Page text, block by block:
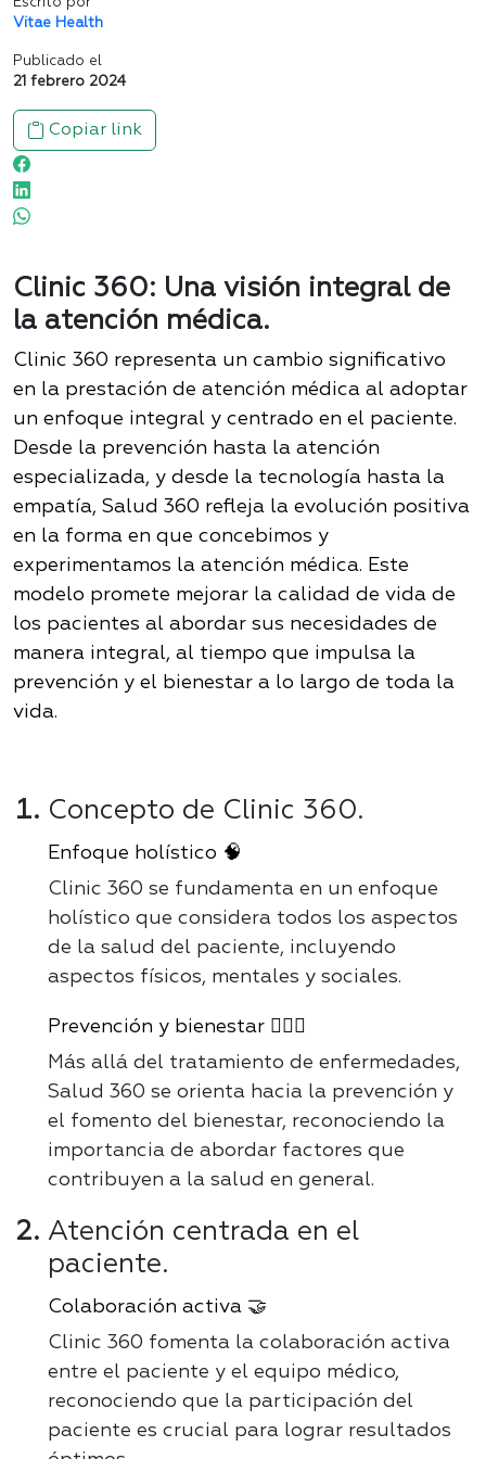
Escrito por
Vitae Health
Publicado el
21 febrero 2024
Copiar link
Clinic 360: Una visión integral de
la atención médica.
Clinic 360 representa un cambio significativo
en la prestación de atención médica al adoptar
un enfoque integral y centrado en el paciente.
Desde la prevención hasta la atención
especializada, y desde la tecnología hasta la
empatía, Salud 360 refleja la evolución positiva
en la forma en que concebimos y
experimentamos la atención médica. Este
modelo promete mejorar la calidad de vida de
los pacientes al abordar sus necesidades de
manera integral, al tiempo que impulsa la
prevención y el bienestar a lo largo de toda la
vida.
Concepto de Clinic 360.
Enfoque holístico 🧠
Clinic 360 se fundamenta en un enfoque
holístico que considera todos los aspectos
de la salud del paciente, incluyendo
aspectos físicos, mentales y sociales.
Prevención y bienestar 🧘🏻‍♂️
Más allá del tratamiento de enfermedades,
Salud 360 se orienta hacia la prevención y
el fomento del bienestar, reconociendo la
importancia de abordar factores que
contribuyen a la salud en general.
Atención centrada en el
paciente.
Colaboración activa 🤝
Clinic 360 fomenta la colaboración activa
entre el paciente y el equipo médico,
reconociendo que la participación del
paciente es crucial para lograr resultados